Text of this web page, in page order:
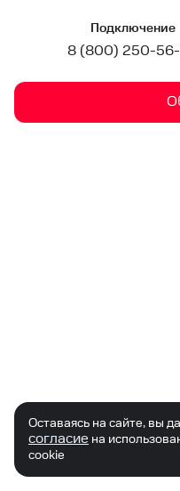
Подключение
8 (800) 250-
Оставаясь на сайте, вы
согласие на
cookie